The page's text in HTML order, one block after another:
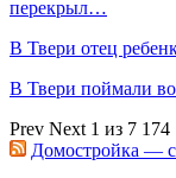
перекрыл…
В Твери отец
В Твери поймали
Prev Next 1 из 7 174
Домостройка —